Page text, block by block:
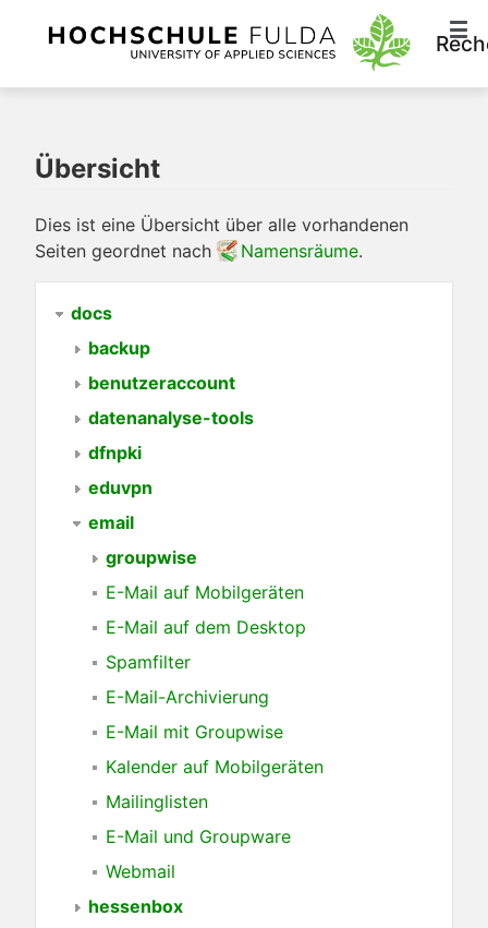
Übersicht
Dies ist eine Übersicht über alle vorhandenen
Seiten geordnet nach
Namensräume.
docs
backup
benutzeraccount
datenanalyse-tools
dfnpki
eduvpn
email
groupwise
E-Mail auf Mobilgeräten
E-Mail auf dem Desktop
Spamfilter
E-Mail-Archivierung
E-Mail mit Groupwise
Kalender auf Mobilgeräten
Mailinglisten
E-Mail und Groupware
Webmail
hessenbox